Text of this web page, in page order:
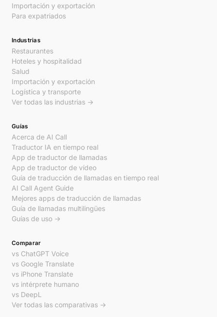
Importación y exportación
Para expatriados
Industrias
Restaurantes
Hoteles y hospitalidad
Salud
Importación y exportación
Logística y transporte
Ver todas las industrias →
Guías
Acerca de AI Call
Traductor IA en tiempo real
App de traductor de llamadas
App de traductor de vídeo
Guía de traducción de llamadas en tiempo real
AI Call Agent Guide
Mejores apps de traducción de llamadas
Guía de llamadas multilingües
Guías de uso →
Comparar
vs ChatGPT Voice
vs Google Translate
vs iPhone Translate
vs intérprete humano
vs DeepL
Ver todas las comparativas →